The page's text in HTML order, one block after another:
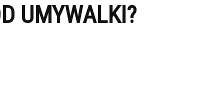
UMYWALKI?